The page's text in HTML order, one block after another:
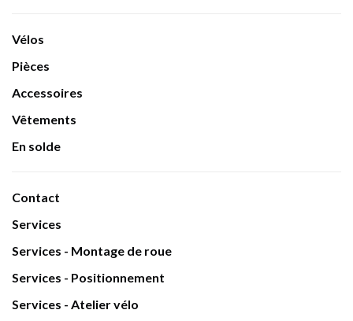
Vélos
Pièces
Accessoires
Vêtements
En solde
Contact
Services
Services - Montage de roue
Services - Positionnement
Services - Atelier vélo